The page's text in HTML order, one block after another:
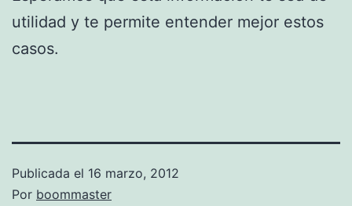
utilidad y te permite entender mejor estos
casos.
Publicada el 16 marzo, 2012
Por boommaster